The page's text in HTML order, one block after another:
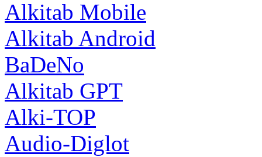
Alkitab Mobile
Alkitab Android
BaDeNo
Alkitab GPT
Alki-TOP
Audio-Diglot